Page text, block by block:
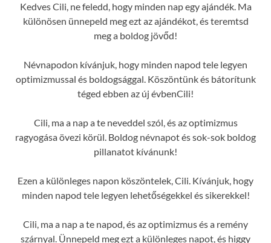
Kedves Cili, ne feledd, hogy minden nap egy ajándék. Ma
különösen ünnepeld meg ezt az ajándékot, és teremtsd
meg a boldog jövőd!
Névnapodon kívánjuk, hogy minden napod tele legyen
optimizmussal és boldogsággal. Köszöntünk és bátorítunk
téged ebben az új évbenCili!
Cili, ma a nap a te neveddel szól, és az optimizmus
ragyogása övezi körül. Boldog névnapot és sok-sok boldog
pillanatot kívánunk!
Ezen a különleges napon köszöntelek, Cili. Kívánjuk, hogy
minden napod tele legyen lehetőségekkel és sikerekkel!
Cili, ma a nap a te napod, és az optimizmus és a remény
szárnyal. Ünnepeld meg ezt a különleges napot, és higgy